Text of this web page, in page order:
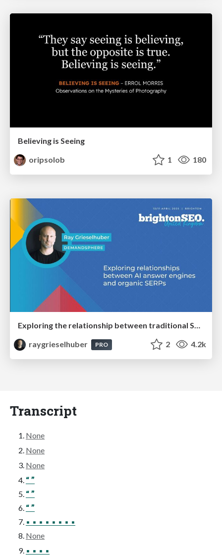
Believing is Seeing
oripsolob
1 180
Exploring the relationship between traditional SERPs and Gen AI search
raygrieselhuber
PRO 2 4.2k
Transcript
None
None
None
“ ”
“ ”
“ ”
▪ ▪ ▪ ▪ ▪ ▪ ▪ ▪
None
▪ ▪ ▪ ▪